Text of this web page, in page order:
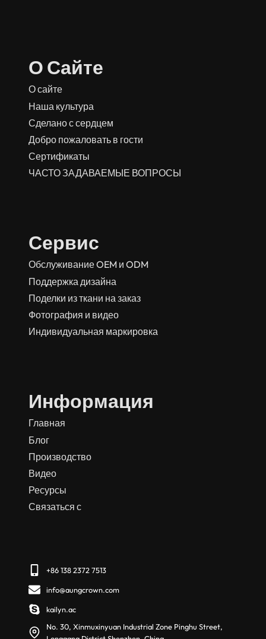
О Сайте
О сайте
Наша культура
Сделано с сердцем
Добро пожаловать в гости
Сертификаты
ЧАСТО ЗАДАВАЕМЫЕ ВОПРОСЫ
Сервис
Обслуживание OEM и ODM
Поддержка дизайна
Поделки из ткани на заказ
Фотография и видео
Индивидуальная маркировка
Информация
Главная
Блог
Производство
Видео
Ресурсы
Связаться с
+86 138 2372 7513
info@aungcrown.com
kailyn.ac
No. 30, Xinmuxinyuan Industrial Zone Pinghu Street,